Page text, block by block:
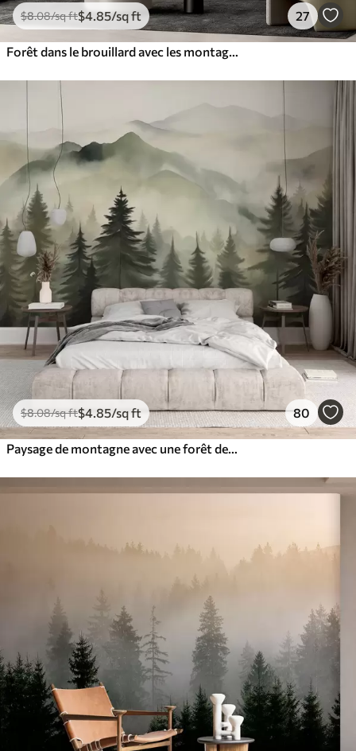
$8.08/sq ft$4.85/sq ft 27
$8.08/sq ft$4 .85/sq ft 80